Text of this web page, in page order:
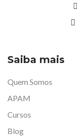
Saiba mais
Quem Somos
APAM
Cursos
Blog